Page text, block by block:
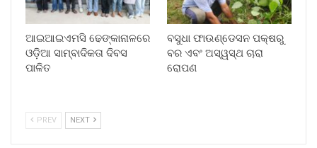
ଆଇଆଇଏମସି ଢେଙ୍କାନାଳରେ
ଓଡ଼ିଆ ସାମ୍ବାଦିକତା ଦିବସ
ପାଳିତ
ବସୁଧା ଫାଉଣ୍ଡେସନ ପକ୍ଷରୁ
ବର ଏବଂ ଅସ୍ୱସ୍ଥ ଚାରା
ରୋପଣ
PREV NEXT